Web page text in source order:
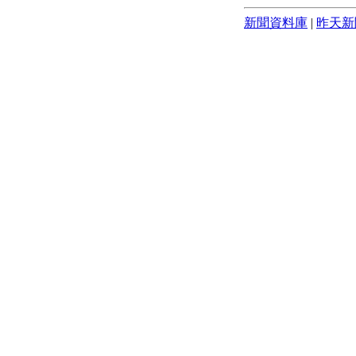
新聞資料庫 | 昨天